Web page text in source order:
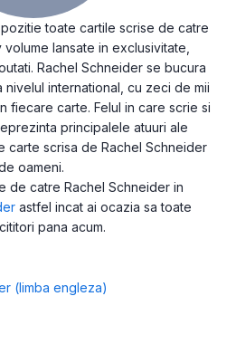
toate cartile scrise de catre
lansate in exclusivitate,
Rachel Schneider se bucura
international, cu zeci de mii
fiecare carte. Felul in care scrie si
principalele atuuri ale
carte scrisa de Rachel Schneider
oameni.
de catre Rachel Schneider in
astfel incat ai ocazia sa toate
pana acum.
(limba engleza)